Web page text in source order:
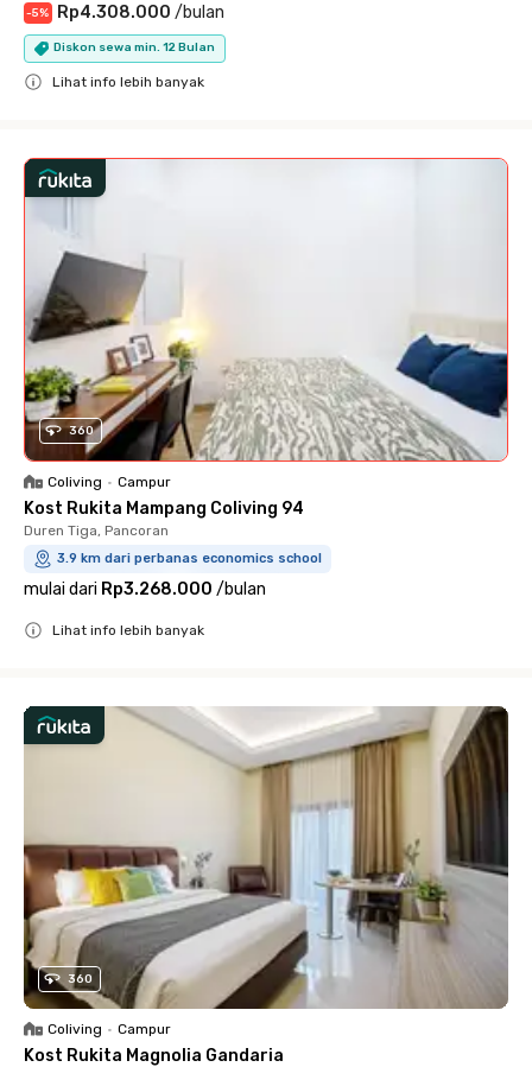
-5% Rp4.308.000 /bulan
Diskon sewa min. 12 Bulan
Lihat info lebih banyak
360
Coliving • Campur
Kost Rukita Mampang Coliving 94
Duren Tiga, Pancoran
3.9 km dari perbanas economics school
mulai dari Rp3.268.000 /bulan
Lihat info lebih banyak
360
Coliving • Campur
Kost Rukita Magnolia Gandaria